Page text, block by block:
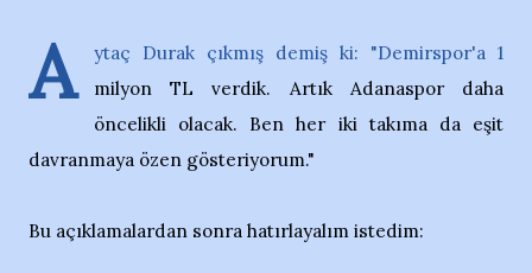
A
ytaç Durak çıkmış demiş ki: "Demirspor'a 1
milyon TL verdik. Artık Adanaspor daha
öncelikli olacak. Ben her iki takıma da eşit
davranmaya özen gösteriyorum."
Bu açıklamalardan sonra hatırlayalım istedim: